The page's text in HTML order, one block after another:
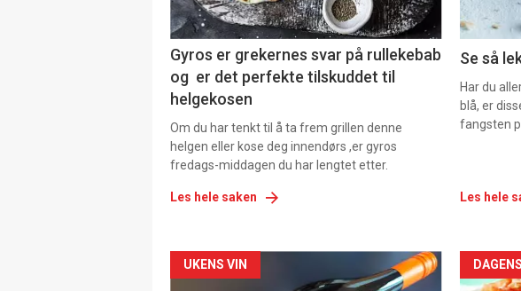
Gyros er grekernes svar på rullekebab
og er det perfekte tilskuddet til
helgekosen
Om du har tenkt til å ta frem grillen denne
helgen eller kose deg innendørs ,er gyros
fredags-middagen du har lengtet etter.
Les hele saken
2
Se så
Har du
blå, er
fangsten
Les hele
Forsiden
UKENS VIN